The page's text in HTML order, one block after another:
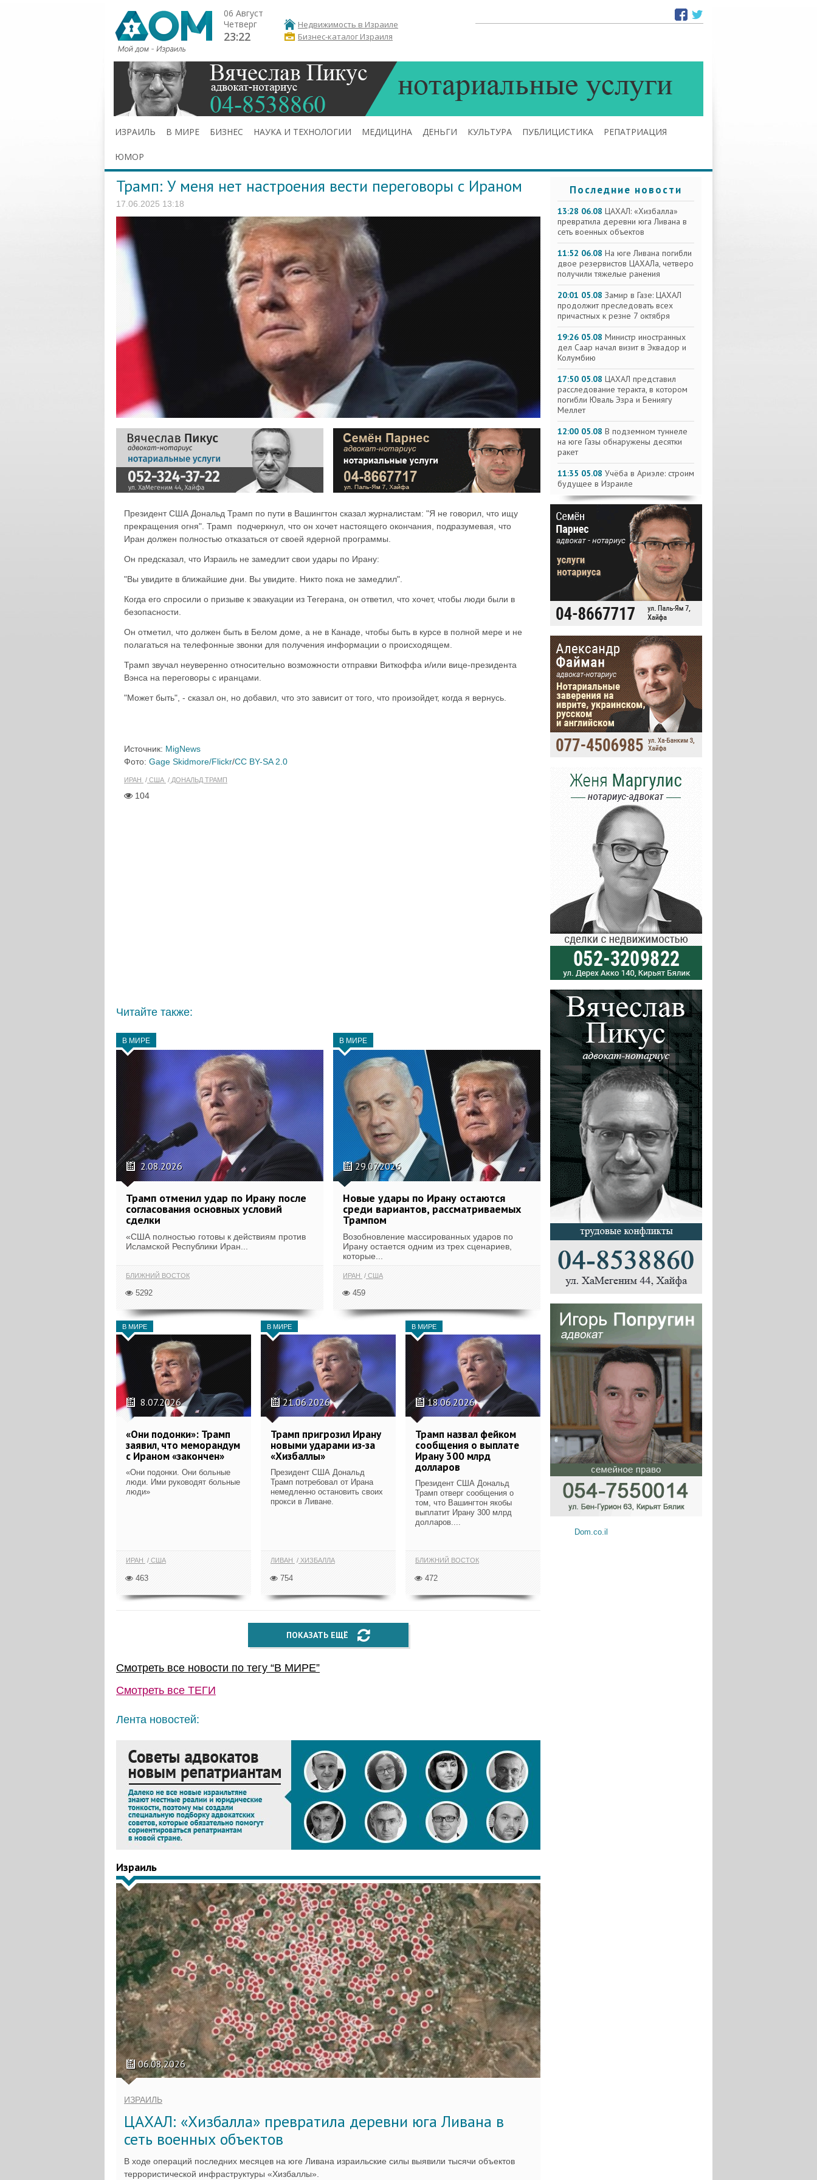
06 Август
Четверг
23:22
Недвижимость в Израиле
Бизнес-каталог Израиля
ИЗРАИЛЬ В МИРЕ БИЗНЕС НАУКА И ТЕХНОЛОГИИ МЕДИЦИНА ДЕНЬГИ КУЛЬТУРА ПУБЛИЦИСТИКА РЕПАТРИАЦИЯ
ЮМОР
Трамп: У меня нет настроения вести переговоры с Ираном
17.06.2025 13:18
Президент США Дональд Трамп по пути в Вашингтон сказал журналистам: "Я не говорил, что ищу
прекращения огня". Трамп подчеркнул, что он хочет настоящего окончания, подразумевая, что
Иран должен полностью отказаться от своей ядерной программы.
Он предсказал, что Израиль не замедлит свои удары по Ирану:
"Вы увидите в ближайшие дни. Вы увидите. Никто пока не замедлил".
Когда его спросили о призыве к эвакуации из Тегерана, он ответил, что хочет, чтобы люди были в
безопасности.
Он отметил, что должен быть в Белом доме, а не в Канаде, чтобы быть в курсе в полной мере и не
полагаться на телефонные звонки для получения информации о происходящем.
Трамп звучал неуверенно относительно возможности отправки Виткоффа и/или вице-президента
Вэнса на переговоры с иранцами.
"Может быть", - сказал он, но добавил, что это зависит от того, что произойдет, когда я вернусь.
Источник: MigNews
Фото: Gage Skidmore/Flickr/CC BY-SA 2.0
ИРАН США ДОНАЛЬД ТРАМП
104
Читайте также:
В МИРЕ
2.08.2026
Трамп отменил удар по Ирану после
согласования основных условий
сделки
«США полностью готовы к действиям против
Исламской Республики Иран...
БЛИЖНИЙ ВОСТОК
5292
В МИРЕ
29.07.2026
Новые удары по Ирану остаются
среди вариантов, рассматриваемых
Трампом
Возобновление массированных ударов по
Ирану остается одним из трех сценариев,
которые...
ИРАН США
459
В МИРЕ
8.07.2026
«Они подонки»: Трамп
заявил, что меморандум
с Ираном «закончен»
«Они подонки. Они больные
люди. Ими руководят больные
люди»
ИРАН США
463
В МИРЕ
21.06.2026
Трамп пригрозил Ирану
новыми ударами из-за
«Хизбаллы»
Президент США Дональд
Трамп потребовал от Ирана
немедленно остановить своих
прокси в Ливане.
ЛИВАН ХИЗБАЛЛА
754
В МИРЕ
18.06.2026
Трамп назвал фейком
сообщения о выплате
Ирану 300 млрд
долларов
Президент США Дональд
Трамп отверг сообщения о
том, что Вашингтон якобы
выплатит Ирану 300 млрд
долларов....
БЛИЖНИЙ ВОСТОК
472
ПОКАЗАТЬ ЕЩЁ
Смотреть все новости по тегу “В МИРЕ”
Смотреть все ТЕГИ
Лента новостей:
Израиль
06.08.2026
ИЗРАИЛЬ
ЦАХАЛ: «Хизбалла» превратила деревни юга Ливана в
сеть военных объектов
В ходе операций последних месяцев на юге Ливана израильские силы выявили тысячи объектов
террористической инфраструктуры «Хизбаллы».
Последние новости
13:28 06.08 ЦАХАЛ: «Хизбалла»
превратила деревни юга Ливана в
сеть военных объектов
11:52 06.08 На юге Ливана погибли
двое резервистов ЦАХАЛа, четверо
получили тяжелые ранения
20:01 05.08 Замир в Газе: ЦАХАЛ
продолжит преследовать всех
причастных к резне 7 октября
19:26 05.08 Министр иностранных
дел Саар начал визит в Эквадор и
Колумбию
17:50 05.08 ЦАХАЛ представил
расследование теракта, в котором
погибли Юваль Эзра и Бениягу
Меллет
12:00 05.08 В подземном туннеле
на юге Газы обнаружены десятки
ракет
11:35 05.08 Учёба в Ариэле: строим
будущее в Израиле
Dom.co.il